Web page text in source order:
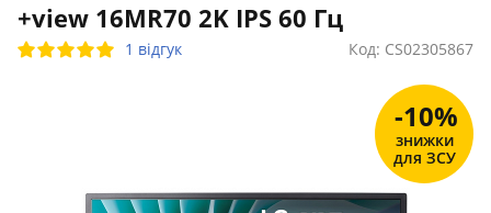
+view 16MR70 2K IPS 60 Гц
1 відгук Код: CS02305867
-10%
знижки
для ЗСУ